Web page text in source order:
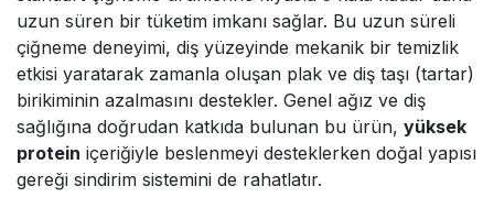
uzun süren bir tüketim imkanı sağlar. Bu uzun süreli
çiğneme deneyimi, diş yüzeyinde mekanik bir temizlik
etkisi yaratarak zamanla oluşan plak ve diş taşı (tartar)
birikiminin azalmasını destekler. Genel ağız ve diş
sağlığına doğrudan katkıda bulunan bu ürün, yüksek
protein içeriğiyle beslenmeyi desteklerken doğal yapısı
gereği sindirim sistemini de rahatlatır.